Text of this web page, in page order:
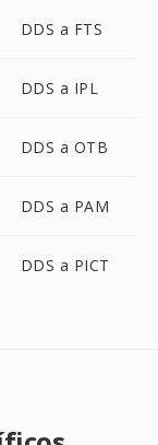
DDS a FTS
DDS a IPL
DDS a OTB
DDS a PAM
DDS a PICT